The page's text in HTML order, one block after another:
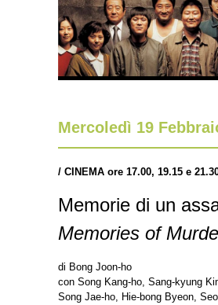
Mercoledì 19
/ CINEMA ore 17.00, 19.15 e
Memorie di un
Memories of
di Bong Joon-ho
con Song Kang-ho, Sang-kyung
Song Jae-ho, Hie-bong Byeon,